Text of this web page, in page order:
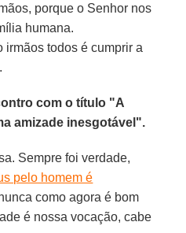
porque o Senhor nos
humana.
irmãos todos é cumprir a
com o título "A
amizade inesgotável".
Sempre foi verdade,
pelo homem é
como agora é bom
é nossa vocação, cabe